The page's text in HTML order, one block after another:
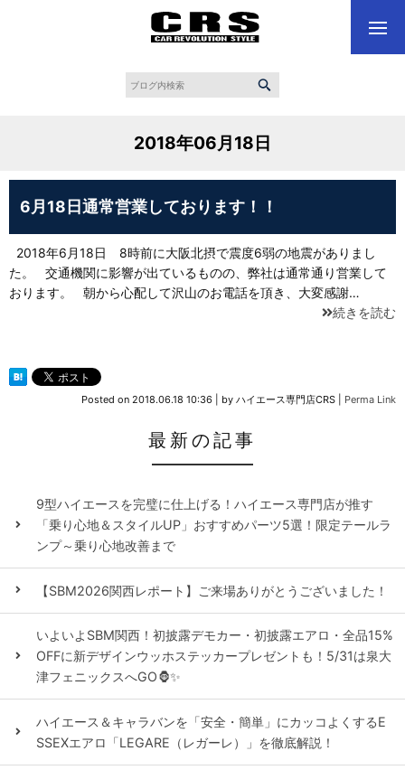
2018年06月18日
6月18日通常営業しております！！
2018年6月18日 8時前に大阪北摂で震度6弱の地震がありまし
た。 交通機関に影響が出ているものの、弊社は通常通り営業して
おります。 朝から心配して沢山のお電話を頂き、大変感謝…
続きを読む
Posted on 2018.06.18 10:36 by ハイエース専門店CRS Perma Link
最新の記事
9型ハイエースを完璧に仕上げる！ハイエース専門店が推す
「乗り心地＆スタイルUP」おすすめパーツ5選！限定テールラ
ンプ～乗り心地改善まで
【SBM2026関西レポート】ご来場ありがとうございました！
いよいよSBM関西！初披露デモカー・初披露エアロ・全品15%
OFFに新デザインウッホステッカープレゼントも！5/31は泉大
津フェニックスへGO🦍✨
ハイエース＆キャラバンを「安全・簡単」にカッコよくするE
SSEXエアロ「LEGARE（レガーレ）」を徹底解説！